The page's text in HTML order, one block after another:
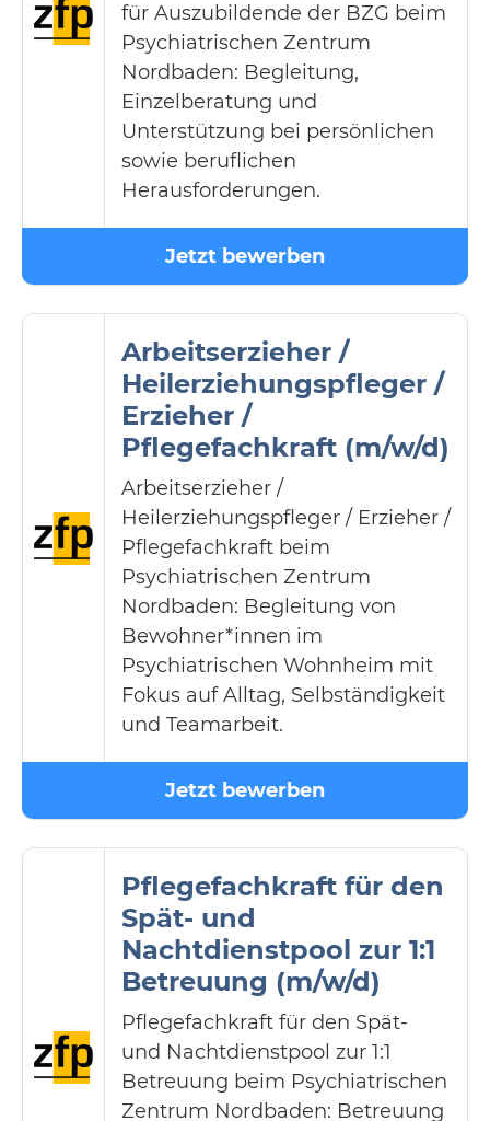
für Auszubildende der BZG beim
Psychiatrischen Zentrum
Nordbaden: Begleitung,
Einzelberatung und
Unterstützung bei persönlichen
sowie beruflichen
Herausforderungen.
Jetzt bewerben
Arbeitserzieher /
Heilerziehungspfleger /
Erzieher /
Pflegefachkraft (m/w/d)
Arbeitserzieher /
Heilerziehungspfleger / Erzieher /
Pflegefachkraft beim
Psychiatrischen Zentrum
Nordbaden: Begleitung von
Bewohner*innen im
Psychiatrischen Wohnheim mit
Fokus auf Alltag, Selbständigkeit
und Teamarbeit.
Jetzt bewerben
Pflegefachkraft für den
Spät- und
Nachtdienstpool zur 1:1
Betreuung (m/w/d)
Pflegefachkraft für den Spät-
und Nachtdienstpool zur 1:1
Betreuung beim Psychiatrischen
Zentrum Nordbaden: Betreuung